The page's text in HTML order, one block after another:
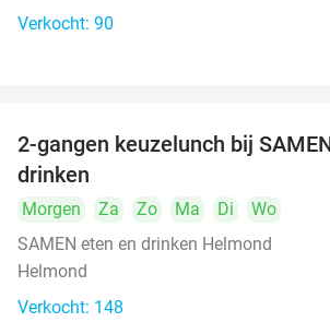
Verkocht: 90
2-gangen keuzelunch bij
drinken
Morgen Za Zo Ma Di
Wo
SAMEN eten en drinken Helmond
Helmond
Verkocht: 148